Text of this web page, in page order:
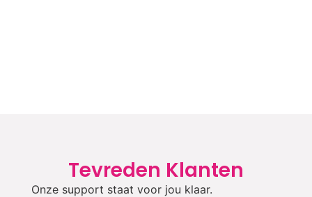
Tevreden Klanten
Onze support staat voor jou klaar.